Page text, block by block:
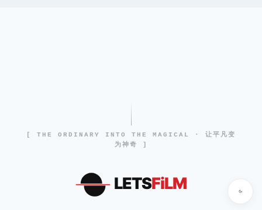
[ THE ORDINARY INTO THE MAGICAL · 让平凡变
为神奇 ]
LETSFiLM